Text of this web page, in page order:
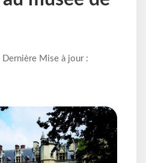
Mise à jour :